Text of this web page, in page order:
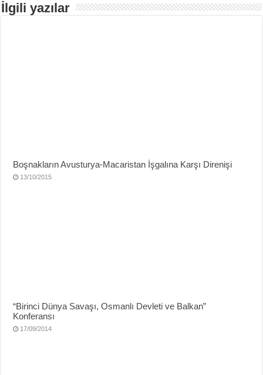
İlgili yazılar
Boşnakların Avusturya-Macaristan İşgalına Karşı Direnişi
13/10/2015
“Birinci Dünya Savaşı, Osmanlı Devleti ve Balkan”
Konferansı
17/09/2014